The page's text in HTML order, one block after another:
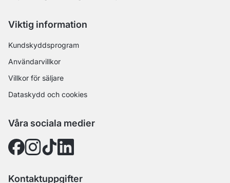
Viktig information
Kundskyddsprogram
Användarvillkor
Villkor för säljare
Dataskydd och cookies
Våra sociala medier
Kontaktuppgifter